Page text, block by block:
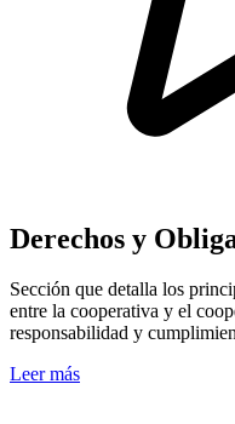
Derechos y
Sección que detalla los
entre la cooperativa y el
responsabilidad y
Leer más